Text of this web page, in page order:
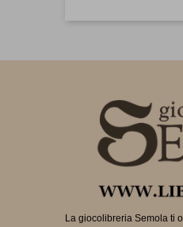
La giocolibreria Semola ti